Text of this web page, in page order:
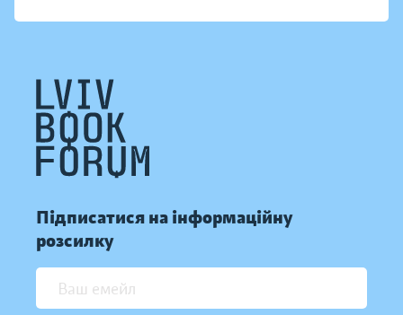
Підписатися на інформаційну
розсилку